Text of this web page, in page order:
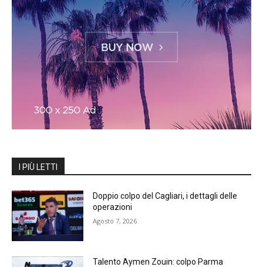
I PIÙ LETTI
Doppio colpo del Cagliari, i dettagli delle
operazioni
Agosto 7, 2026
Talento Aymen Zouin: colpo Parma